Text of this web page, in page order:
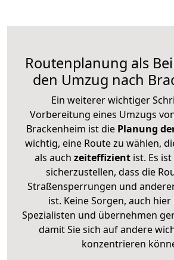
Routenplanung als
den Umzug nach
Ein weiterer wichtiger
Vorbereitung eines Umzugs
Brackenheim ist diePlanung
wichtig, eine Route zu wählen,
als auch zeiteffizientist. Es ist
sicherzustellen, dass die
Straßensperrungen und
ist. Keine Sorgen, auch
Spezialisten und übernehmen
damit Sie sich auf andere
konzentrieren